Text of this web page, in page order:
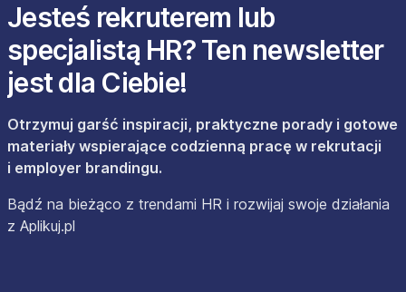
Jesteś rekruterem lub
specjalistą HR? Ten newsletter
jest dla Ciebie!
Otrzymuj garść inspiracji, praktyczne porady i gotowe
materiały wspierające codzienną pracę w rekrutacji
i employer brandingu.
Bądź na bieżąco z trendami HR i rozwijaj swoje działania
z Aplikuj.pl